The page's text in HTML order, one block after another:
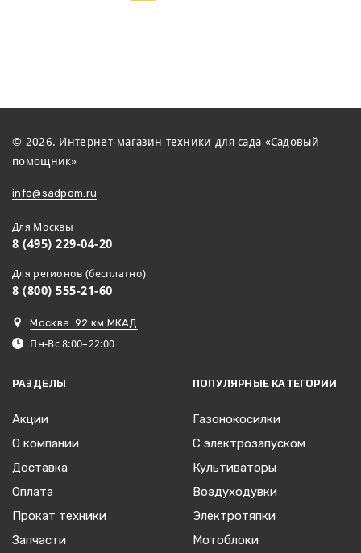
© 2026. Интернет-магазин техники для сада «Садовый
помощник»
info@sadpom.ru
Для Москвы
8 (495) 229-04-20
Для регионов (бесплатно)
8 (800) 555-21-60
Москва. 92 км МКАД
Пн-Вс 8:00–22:00
РАЗДЕЛЫ
Акции
О компании
Доставка
Оплата
Прокат техники
Запчасти
ПОПУЛЯРНЫЕ КАТЕГОРИИ
Газонокосилки
С электрозапуском
Культиваторы
Воздуходувки
Электротяпки
Мотоблоки